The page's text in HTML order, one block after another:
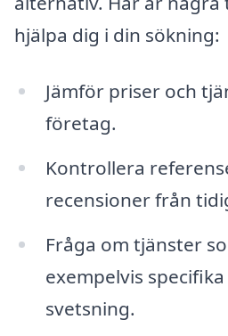
hjälpa dig i din sökning:
Jämför priser och
företag.
Kontrollera
recensioner från
Fråga om tjänster
exempelvis
svetsning.